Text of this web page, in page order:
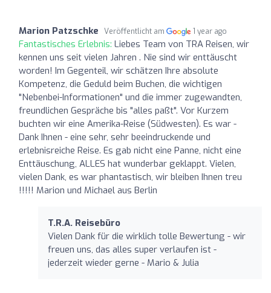
Marion Patzschke Veröffentlicht am 1 year ago
Fantastisches Erlebnis: Liebes Team von TRA Reisen, wir
kennen uns seit vielen Jahren . Nie sind wir enttäuscht
worden! Im Gegenteil, wir schätzen Ihre absolute
Kompetenz, die Geduld beim Buchen, die wichtigen
"Nebenbei-Informationen" und die immer zugewandten,
freundlichen Gespräche bis "alles paßt". Vor Kurzem
buchten wir eine Amerika-Reise (Südwesten). Es war -
Dank Ihnen - eine sehr, sehr beeindruckende und
erlebnisreiche Reise. Es gab nicht eine Panne, nicht eine
Enttäuschung, ALLES hat wunderbar geklappt. Vielen,
vielen Dank, es war phantastisch, wir bleiben Ihnen treu
!!!!! Marion und Michael aus Berlin
T.R.A. Reisebüro
Vielen Dank für die wirklich tolle Bewertung - wir
freuen uns, das alles super verlaufen ist -
jederzeit wieder gerne - Mario & Julia